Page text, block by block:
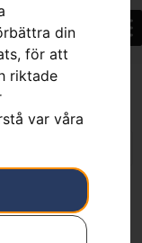
din
för att
riktade
var våra